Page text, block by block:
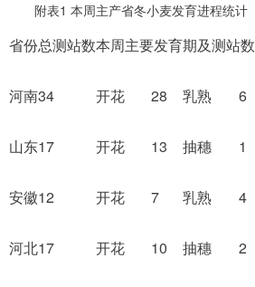
附表1 本周主产省冬小麦发育进程统计
省份总测站数本周主要发育期及测站数
河南34 开花 28 乳熟 6
山东17 开花 13 抽穗 1
安徽12 开花 7 乳熟 4
河北17 开花 10 抽穗 2